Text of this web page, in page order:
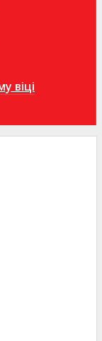
віці